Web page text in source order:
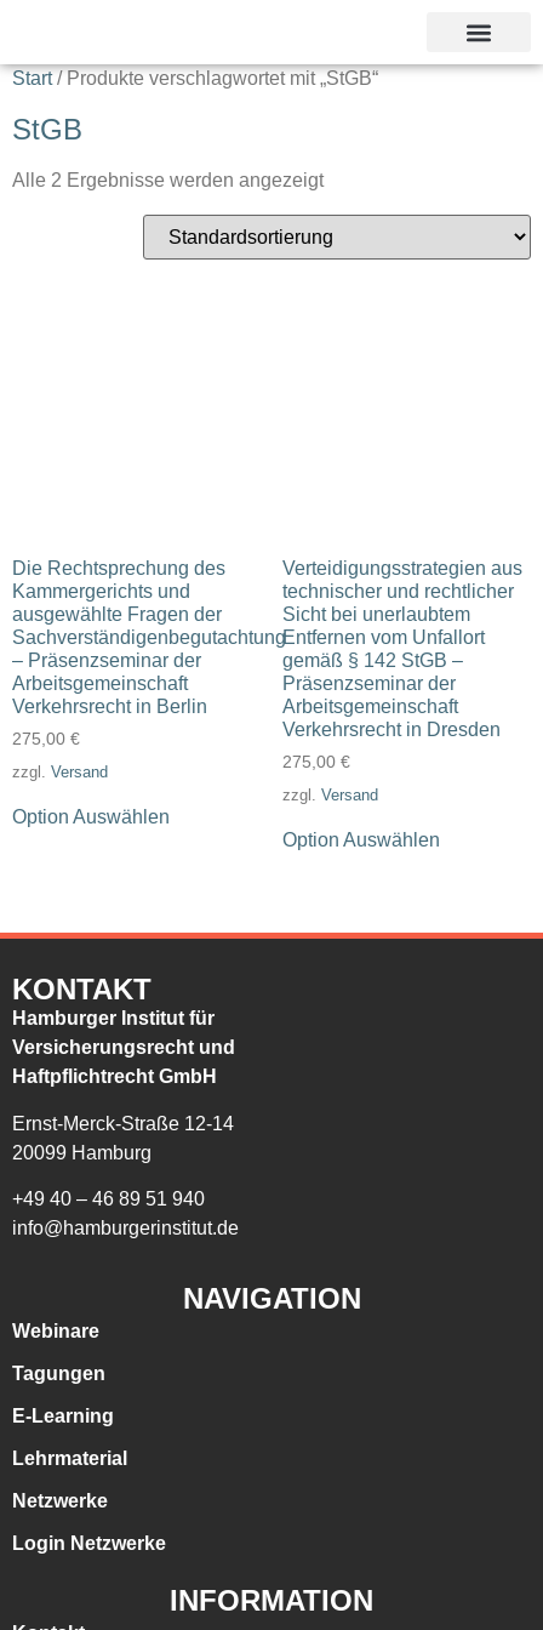
Start/ Produkte verschlagwortet mit „StGB“
StGB
Alle 2 Ergebnisse werden angezeigt
Die Rechtsprechung des
Kammergerichts und
ausgewählte Fragen der
Sachverständigenbegutachtung
– Präsenzseminar der
Arbeitsgemeinschaft
Verkehrsrecht in Berlin
275,00 €
zzgl. Versand
Option Auswählen
Verteidigungsstrategien aus
technischer und rechtlicher
Sicht bei unerlaubtem
Entfernen vom Unfallort
gemäß § 142 StGB –
Präsenzseminar der
Arbeitsgemeinschaft
Verkehrsrecht in Dresden
275,00 €
zzgl. Versand
Option Auswählen
KONTAKT
Hamburger Institut für
Versicherungsrecht und
Haftpflichtrecht GmbH
Ernst-Merck-Straße 12-14
20099 Hamburg
+49 40 – 46 89 51 940
info@hamburgerinstitut.de
NAVIGATION
Webinare
Tagungen
E-Learning
Lehrmaterial
Netzwerke
Login Netzwerke
INFORMATION